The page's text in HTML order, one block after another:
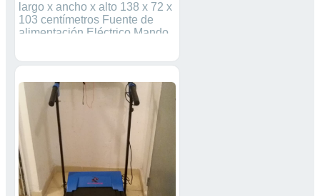
largo x ancho x alto 138 x 72 x
103 centímetros Fuente de
alimentación Eléctrico Mando
31 Kilogramos
con tubos de acero reforzado
Almacenaje fácil Potencia:
2000W Pantalla LCD Se
pliega rápido y fácilmente
Bluetooth para música
Velocidad hasta 9 Kmph
Diseño moderno Peso máximo
de usuario 100Kgs Medidas:
1380 x 720 x 1030 mm. Peso